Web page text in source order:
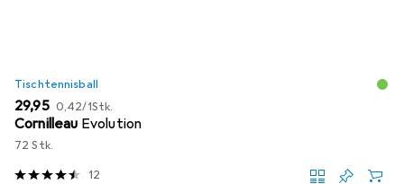
Tischtennisball
EUR
29,95 EUR
0,42/1Stk.
Cornilleau Evolution
72 Stk.
12